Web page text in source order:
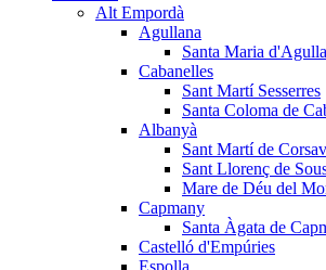
Alt Empordà
Agullana
Santa Maria
Cabanelles
Sant Martí Sesserres
Santa Coloma de
Albanyà
Sant Martí de
Sant Llorenç de
Mare de Déu del
Capmany
Santa Àgata de
Castelló d'Empúries
Espolla